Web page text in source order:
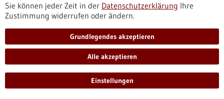
pro.de/infothek/pressemitteilungen/workshop-zur-
biooekonomie-im-alb-donau-kreis
Pressemitteilung - 06.07.2022
Krebsdiagnostik im Blut soll für
Hirntumorpatient/-innen weiterentwickelt
werden
Sie können jeder Zeit in der Datenschutzerklärung Ihre
Zustimmung widerrufen oder ändern.
Grundlegendes akzeptieren
Alle akzeptieren
Einstellungen